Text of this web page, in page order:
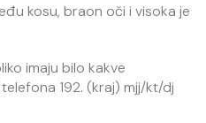
kosu, braon oči i visoka je
imaju bilo kakve
192. (kraj) mjj/kt/dj